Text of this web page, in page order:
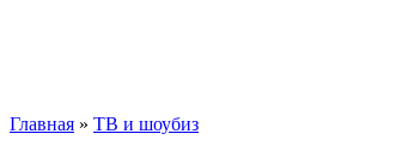
Главная » ТВ и шоубиз